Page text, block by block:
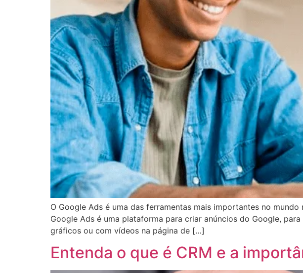
O Google Ads é uma das ferramentas mais importantes no
Google Ads é uma plataforma para criar anúncios do Google,
gráficos ou com vídeos na página de […]
Entenda o que é CRM e a